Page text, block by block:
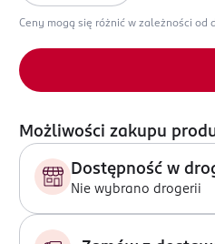
Ceny mogą się różnić w zależności od
Możliwości zakupu
Dostępność w
Nie wybrano drogerii